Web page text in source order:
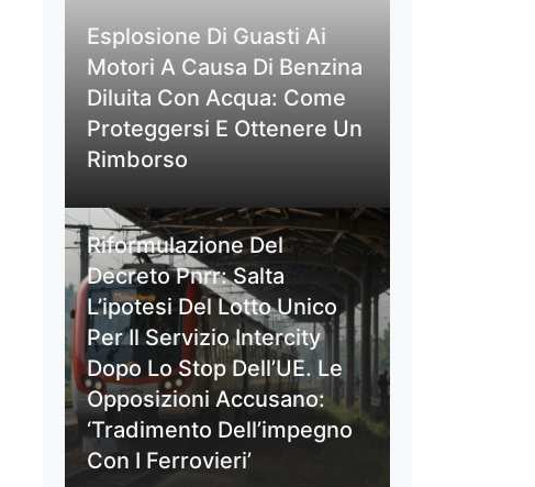
Esplosione Di Guasti Ai
Motori A Causa Di Benzina
Diluita Con Acqua: Come
Proteggersi E Ottenere Un
Rimborso
Riformulazione Del
Decreto Pnrr: Salta
L’ipotesi Del Lotto Unico
Per Il Servizio Intercity
Dopo Lo Stop Dell’UE. Le
Opposizioni Accusano:
‘Tradimento Dell’impegno
Con I Ferrovieri’